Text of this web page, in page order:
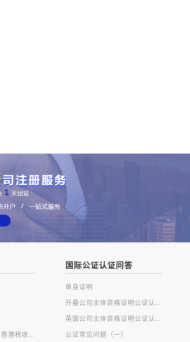
香港公司税收制度：香港税收种类
国际公证认证问答
单身证明
开曼公司主体资格证明公证认证
英国公司主体资格证明公证认证
公证常见问题（一）